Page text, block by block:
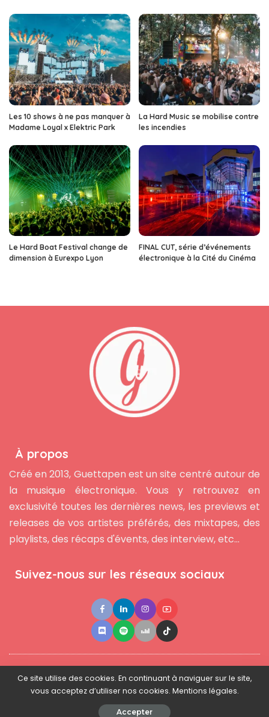
Les 10 shows à ne pas manquer à
Madame Loyal x Elektric Park
La Hard Music se mobilise contre
les incendies
Le Hard Boat Festival change de
dimension à Eurexpo Lyon
FINAL CUT, série d’événements
électronique à la Cité du Cinéma
À propos
Créé en 2013, Guettapen est un site centré autour de
la musique électronique. Vous y retrouvez en
exclusivité toutes les dernières news, les previews et
releases de vos artistes préférés, des mixtapes, des
playlists, des récaps d'évents, des interview, etc...
Suivez-nous sur les réseaux sociaux
Contact ●Newsletter ● L'équipe ● Mentions légales
© 2025 - www.guettapen.com - Tous droits réservés.
Ce site utilise des cookies. En continuant à naviguer sur le site,
vous acceptez d’utiliser nos cookies. Mentions légales.
Accepter